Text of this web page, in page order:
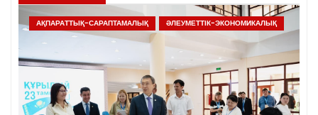
АҚПАРАТТЫҚ-САРАПТАМАЛЫҚ ӘЛЕУМЕТТІК-ЭКОНОМИКАЛЫҚ